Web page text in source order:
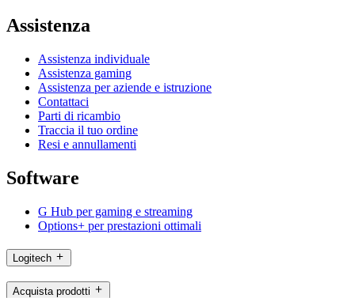
Assistenza
Assistenza individuale
Assistenza gaming
Assistenza per aziende e istruzione
Contattaci
Parti di ricambio
Traccia il tuo ordine
Resi e annullamenti
Software
G Hub per gaming e streaming
Options+ per prestazioni ottimali
Logitech
Acquista prodotti